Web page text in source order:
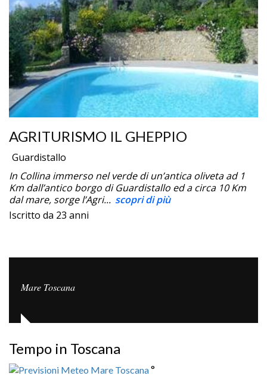
AGRITURISMO IL GHEPPIO
Guardistallo
In Collina immerso nel verde di un’antica oliveta ad 1
Km dall’antico borgo di Guardistallo ed a circa 10 Km
dal mare, sorge l’Agri... scopri di più
Iscritto da 23 anni
Mare Toscana
Tempo in Toscana
°